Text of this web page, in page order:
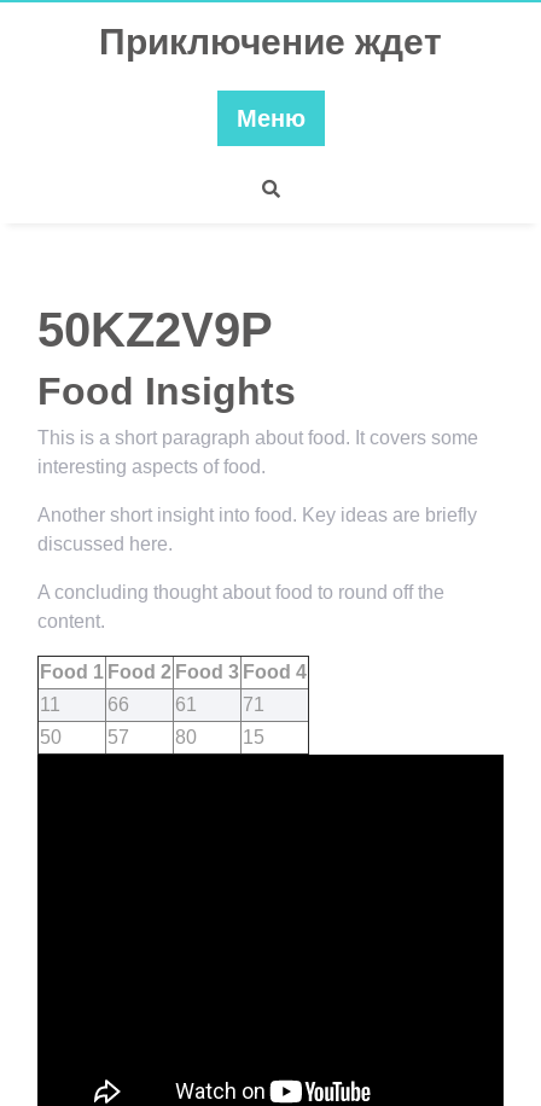
Приключение ждет
Меню
50KZ2V9P
Food Insights
This is a short paragraph about food. It covers some
interesting aspects of food.
Another short insight into food. Key ideas are briefly
discussed here.
A concluding thought about food to round off the
content.
Food 1 Food 2 Food 3 Food 4
11
66 61
71
50
57 80 15